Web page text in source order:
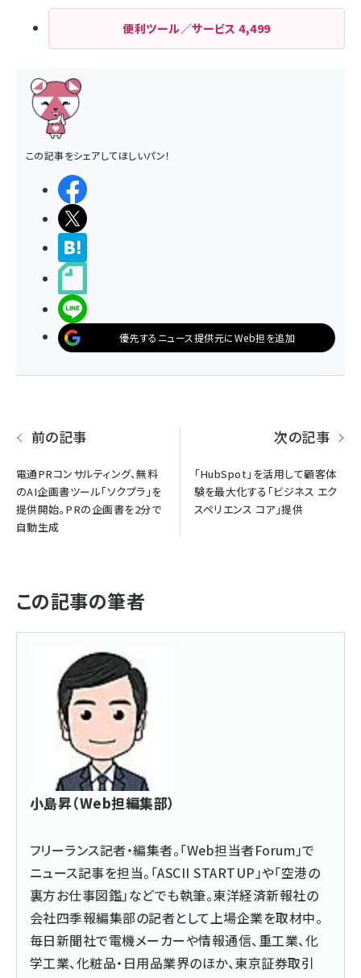
便利ツール／サービス4,499
この記事をシェアしてほしいパン！
優先するニュース提供元にWeb担を追加
前の記事
電通PRコンサルティング、無料
のAI企画書ツール「ソクプラ」を
提供開始。PRの企画書を2分で
自動生成
次の記事
「HubSpot」を活用して顧客体
験を最大化する「ビジネス エク
スペリエンス コア」提供
この記事の筆者
小島昇（Web担編集部）
フリーランス記者・編集者。「Web担当者Forum」で
ニュース記事を担当。「ASCII STARTUP」や「空港の
裏方お仕事図鑑」などでも執筆。東洋経済新報社の
会社四季報編集部の記者として上場企業を取材中。
毎日新聞社で電機メーカーや情報通信、重工業、化
学工業、化粧品・日用品業界のほか、東京証券取引